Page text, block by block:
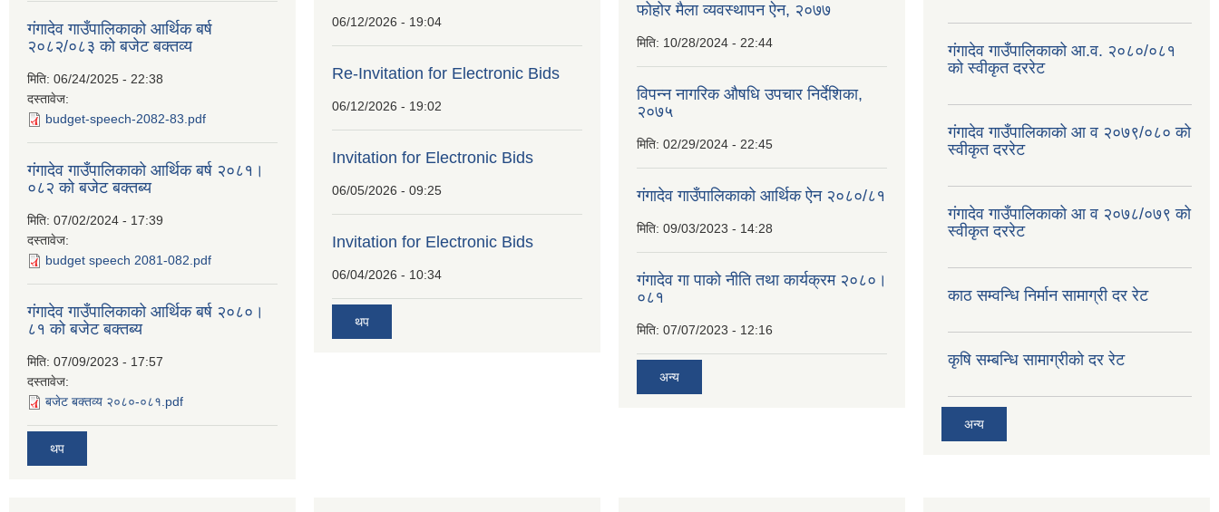
गंगादेव गाउँपालिकाको आर्थिक बर्ष
२०८२/०८३ को बजेट बक्तव्य
मिति: 06/24/2025 - 22:38
दस्तावेज:
budget-speech-2082-83.pdf
गंगादेव गाउँपालिकाको आर्थिक बर्ष २०८१।
०८२ को बजेट बक्तब्य
मिति: 07/02/2024 - 17:39
दस्तावेज:
budget speech 2081-082.pdf
गंगादेव गाउँपालिकाको आर्थिक बर्ष २०८०।
८१ को बजेट बक्तब्य
मिति: 07/09/2023 - 17:57
दस्तावेज:
बजेट बक्तव्य २०८०-०८१.pdf
थप
06/12/2026 - 19:04
Re-Invitation for Electronic Bids
06/12/2026 - 19:02
Invitation for Electronic Bids
06/05/2026 - 09:25
Invitation for Electronic Bids
06/04/2026 - 10:34
थप
फोहोर मैला व्यवस्थापन ऐन, २०७७
मिति: 10/28/2024 - 22:44
विपन्न नागरिक औषधि उपचार निर्देशिका,
२०७५
मिति: 02/29/2024 - 22:45
गंगादेव गाउँपालिकाको आर्थिक ऐन २०८०/८१
मिति: 09/03/2023 - 14:28
गंगादेव गा पाको नीति तथा कार्यक्रम २०८०।
०८१
मिति: 07/07/2023 - 12:16
अन्य
गंगादेव गाउँपालिकाको आ.व. २०८०/०८१
को स्वीकृत दररेट
गंगादेव गाउँपालिकाको आ व २०७९/०८० को
स्वीकृत दररेट
गंगादेव गाउँपालिकाको आ व २०७८/०७९ को
स्वीकृत दररेट
काठ सम्वन्धि निर्मान सामाग्री दर रेट
कृषि सम्बन्धि सामाग्रीको दर रेट
अन्य